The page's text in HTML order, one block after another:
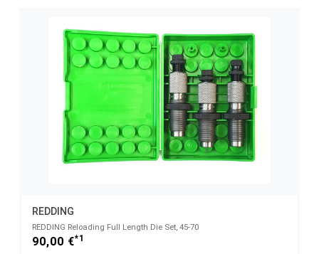
REDDING
REDDING Reloading Full Length Die Set, 45-70
90,00 €*1